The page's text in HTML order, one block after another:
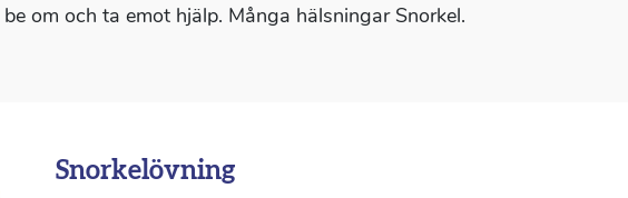
om och ta emot hjälp. Många hälsningar Snorkel.
Snorkelövning